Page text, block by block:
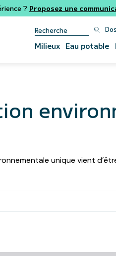
? Proposez une
Milieux Eau potable
unique vient